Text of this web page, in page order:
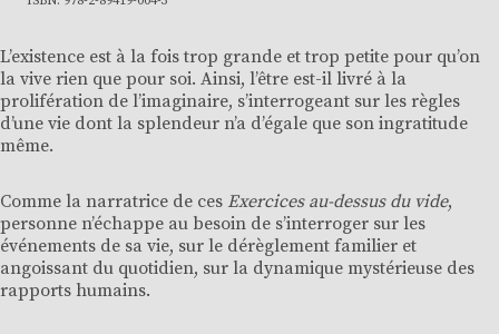
L’existence est à la fois trop grande et trop petite pour qu’on
la vive rien que pour soi. Ainsi, l’être est-il livré à la
prolifération de l’imaginaire, s’interrogeant sur les règles
d’une vie dont la splendeur n’a d’égale que son ingratitude
même.
Comme la narratrice de ces Exercices au-dessus du vide,
personne n’échappe au besoin de s’interroger sur les
événements de sa vie, sur le dérèglement familier et
angoissant du quotidien, sur la dynamique mystérieuse des
rapports humains.